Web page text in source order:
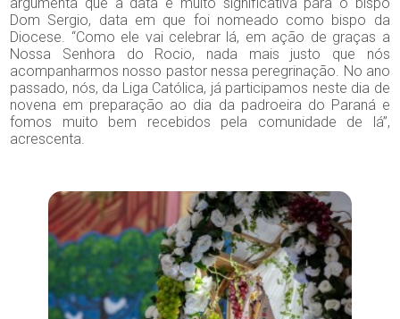
Dom Sergio, data em que foi nomeado como bispo da
Diocese. “Como ele vai celebrar lá, em ação de graças a
Nossa Senhora do Rocio, nada mais justo que nós
acompanharmos nosso pastor nessa peregrinação. No ano
passado, nós, da Liga Católica, já participamos neste dia de
novena em preparação ao dia da padroeira do Paraná e
fomos muito bem recebidos pela comunidade de lá”,
acrescenta.